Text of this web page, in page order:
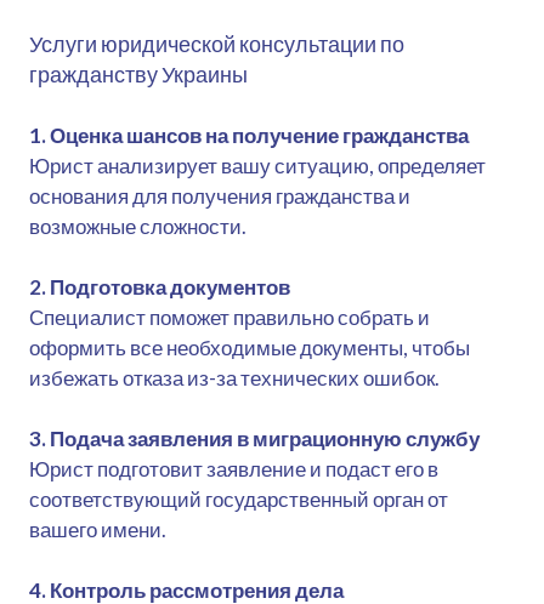
Услуги юридической консультации по
гражданству Украины
1. Оценка шансов на получение гражданства
Юрист анализирует вашу ситуацию, определяет
основания для получения гражданства и
возможные сложности.
2. Подготовка документов
Специалист поможет правильно собрать и
оформить все необходимые документы, чтобы
избежать отказа из-за технических ошибок.
3. Подача заявления в миграционную службу
Юрист подготовит заявление и подаст его в
соответствующий государственный орган от
вашего имени.
4. Контроль рассмотрения дела